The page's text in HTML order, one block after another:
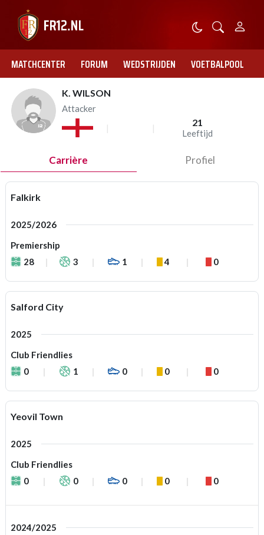
MATCHCENTER FORUM WEDSTRIJDEN VOETBALPOOL
K. WILSON
Attacker
21
Leeftijd
Carrière Profiel
Falkirk
2025/2026
Premiership
28
3 1 4 0
Salford City
2025
Club Friendlies
0
1 0 0 0
Yeovil Town
2025
Club Friendlies
0
0 0 0 0
2024/2025